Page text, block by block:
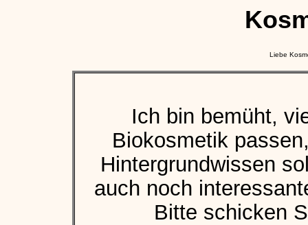
Liebe
Ich bin bemüht,
Biokosmetik
Hintergrundwissen
auch noch
Bitte schicken